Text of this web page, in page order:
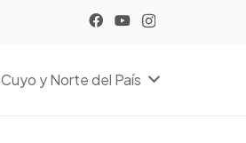
Cuyo y Norte del País